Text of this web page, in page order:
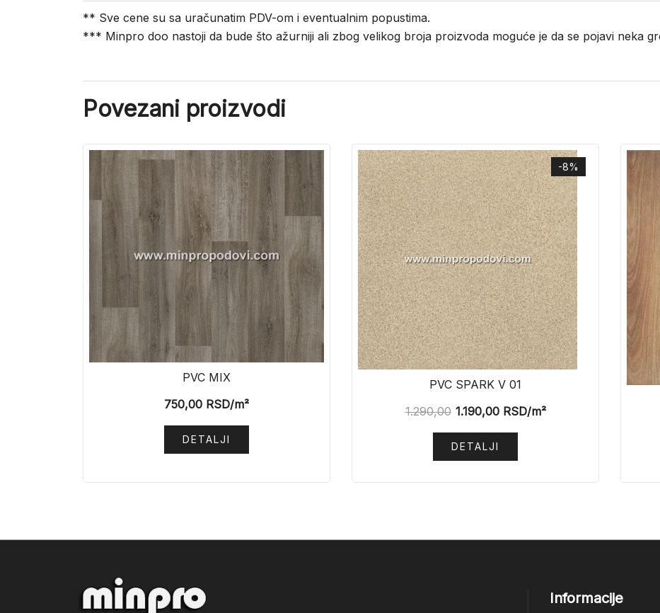
** Sve cene su sa uračunatim PDV-om i eventualnim popustima.
*** Minpro doo nastoji da bude što ažurniji ali zbog velikog broja proizvoda moguće je da se pojavi neka
Povezani proizvodi
PVC MIX
750,00 RSD/m²
DETALJI
-8%
PVC SPARK V 01
1.290,00 1.190,00RSD/m²
DETALJI
Informacije